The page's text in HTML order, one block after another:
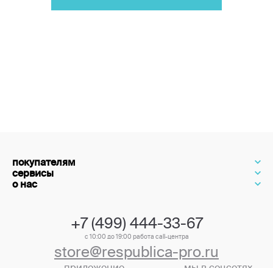
покупателям
сервисы
о нас
+7 (499) 444-33-67
с 10:00 до 19:00 работа call-центра
store@respublica-pro.ru